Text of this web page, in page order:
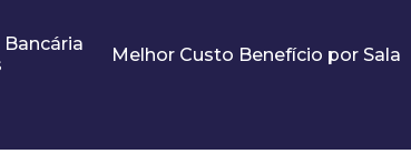
Melhor Custo Benefício por Sala